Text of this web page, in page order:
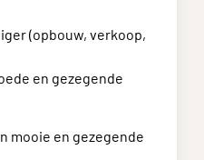
(opbouw, verkoop,
en gezegende
mooie en gezegende